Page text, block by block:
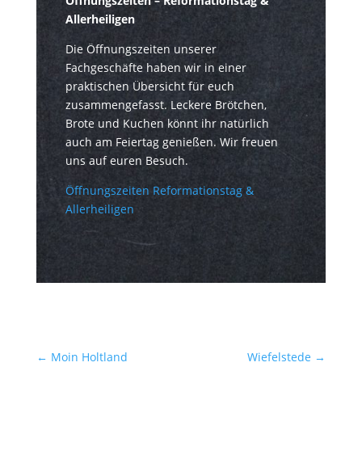
Allerheiligen
Die Öffnungszeiten unserer
Fachgeschäfte haben wir in einer
praktischen Übersicht für euch
zusammengefasst. Leckere Brötchen,
Brote und Kuchen könnt ihr natürlich
auch am Feiertag genießen. Wir freuen
uns auf euren Besuch.
Öffnungszeiten Reformationstag &
Allerheiligen
← Moin Holtland Wiefelstede →